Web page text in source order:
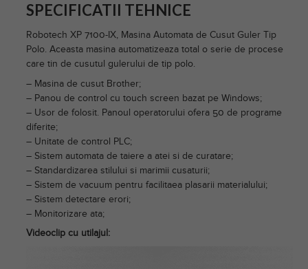
SPECIFICATII TEHNICE
Robotech XP 7100-IX, Masina Automata de Cusut Guler Tip
Polo. Aceasta masina automatizeaza total o serie de procese
care tin de cusutul gulerului de tip polo.
– Masina de cusut Brother;
– Panou de control cu touch screen bazat pe Windows;
– Usor de folosit. Panoul operatorului ofera 50 de programe
diferite;
– Unitate de control PLC;
– Sistem automata de taiere a atei si de curatare;
– Standardizarea stilului si marimii cusaturii;
– Sistem de vacuum pentru facilitaea plasarii materialului;
– Sistem detectare erori;
– Monitorizare ata;
Videoclip cu utilajul: